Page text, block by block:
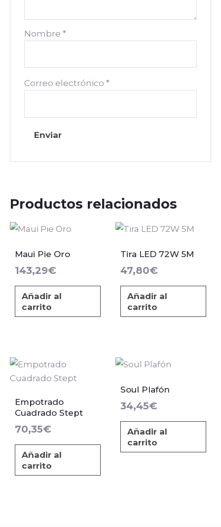
Nombre*
Correo electrónico*
Productos relacionados
Maui Pie Oro
143,29€
Añadir al
carrito
Tira LED 72W 5M
47,80€
Añadir al
carrito
Empotrado
Cuadrado Stept
70,35€
Añadir al
carrito
Soul Plafón
34,45€
Añadir al
carrito